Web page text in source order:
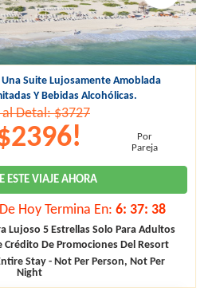
Suite Lujosamente Amoblada
Y Bebidas Alcohólicas.
Detal: $3727
Por
Pareja
ESTE VIAJE AHORA
Hoy Termina En: 6: 37: 37
Lujoso 5 Estrellas Solo Para Adultos
Crédito De Promociones Del Resort
Stay - Not Per Person, Not Per
Night